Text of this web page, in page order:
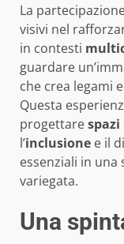
La
visivi nel
in contesti
guardare
che crea legami
Questa
progettare
l’inclusione e il
essenziali in una
variegata.
Una